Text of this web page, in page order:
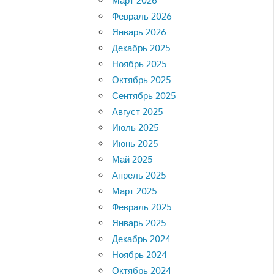
Февраль 2026
Январь 2026
Декабрь 2025
Ноябрь 2025
Октябрь 2025
Сентябрь 2025
Август 2025
Июль 2025
Июнь 2025
Май 2025
Апрель 2025
Март 2025
Февраль 2025
Январь 2025
Декабрь 2024
Ноябрь 2024
Октябрь 2024